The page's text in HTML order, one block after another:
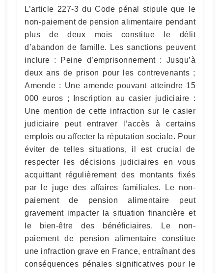
L’article 227-3 du Code pénal stipule que le
non-paiement de pension alimentaire pendant
plus de deux mois constitue le délit
d’abandon de famille. Les sanctions peuvent
inclure : Peine d’emprisonnement : Jusqu’à
deux ans de prison pour les contrevenants ;
Amende : Une amende pouvant atteindre 15
000 euros ; Inscription au casier judiciaire :
Une mention de cette infraction sur le casier
judiciaire peut entraver l’accès à certains
emplois ou affecter la réputation sociale. Pour
éviter de telles situations, il est crucial de
respecter les décisions judiciaires en vous
acquittant régulièrement des montants fixés
par le juge des affaires familiales. Le non-
paiement de pension alimentaire peut
gravement impacter la situation financière et
le bien-être des bénéficiaires. Le non-
paiement de pension alimentaire constitue
une infraction grave en France, entraînant des
conséquences pénales significatives pour le